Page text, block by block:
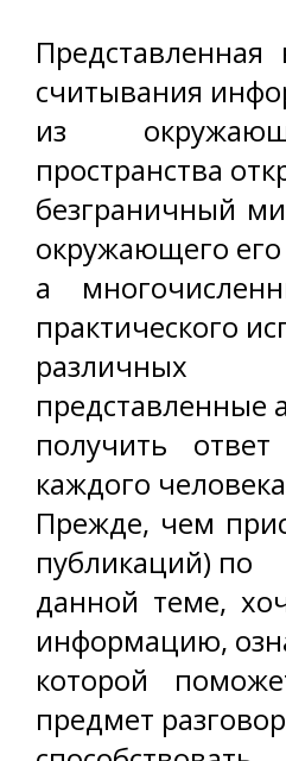
считывания
из
пространства
безграничный
окружающего
а
практического
различных
представленные
получить
каждого
Прежде, чем
публикаций) по
данной теме,
информацию,
которой
предмет